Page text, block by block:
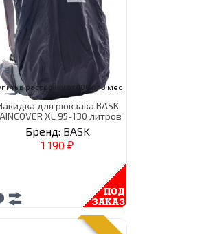
в рассрочку от 400 р/ 3 мес
для рюкзака BASK
XL 95-130 литров
Бренд: BASK
1 190 ₽